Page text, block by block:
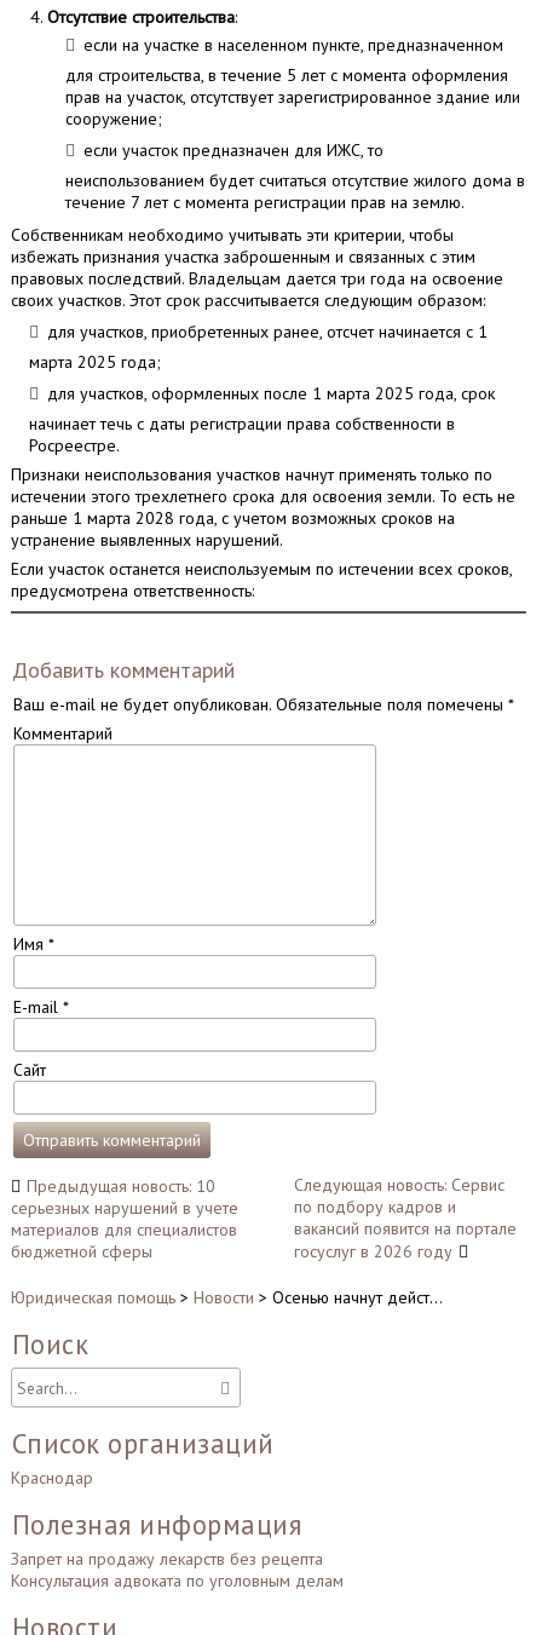
Отсутствие строительства:
если на участке в населенном пункте, предназначенном
для строительства, в течение 5 лет с момента оформления
прав на участок, отсутствует зарегистрированное здание или
сооружение;
если участок предназначен для ИЖС, то
неиспользованием будет считаться отсутствие жилого дома в
течение 7 лет с момента регистрации прав на землю.
Собственникам необходимо учитывать эти критерии, чтобы
избежать признания участка заброшенным и связанных с этим
правовых последствий. Владельцам дается три года на освоение
своих участков. Этот срок рассчитывается следующим образом:
для участков, приобретенных ранее, отсчет начинается с 1
марта 2025 года;
для участков, оформленных после 1 марта 2025 года, срок
начинает течь с даты регистрации права собственности в
Росреестре.
Признаки неиспользования участков начнут применять только по
истечении этого трехлетнего срока для освоения земли. То есть не
раньше 1 марта 2028 года, с учетом возможных сроков на
устранение выявленных нарушений.
Если участок останется неиспользуемым по истечении всех сроков,
предусмотрена ответственность:
Добавить комментарий
Ваш e-mail не будет опубликован.Обязательные поля помечены *
Комментарий
Имя *
E-mail *
Сайт
Навигация
по
записям
Предыдущая новость: 10
серьезных нарушений в учете
материалов для специалистов
бюджетной сферы
Следующая новость: Сервис
по подбору кадров и
вакансий появится на портале
госуслуг в 2026 году
Юридическая помощь> Новости > Осенью начнут дейст…
Поиск
Список организаций
Краснодар
Полезная информация
Запрет на продажу лекарств без рецепта
Консультация адвоката по уголовным делам
Новости